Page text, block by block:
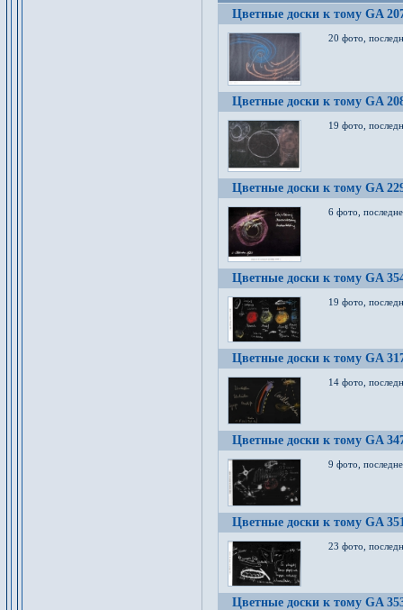
Цветные доски к тому GA
20 фото,
Цветные доски к тому GA
19 фото,
Цветные доски к тому GA
6 фото,
Цветные доски к тому GA
19 фото,
Цветные доски к тому GA
14 фото,
Цветные доски к тому GA
9 фото,
Цветные доски к тому GA
23 фото,
Цветные доски к тому GA